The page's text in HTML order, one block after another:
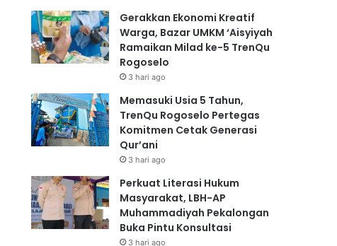
Gerakkan Ekonomi Kreatif
Warga, Bazar UMKM ‘Aisyiyah
Ramaikan Milad ke-5 TrenQu
Rogoselo
3 hari ago
Memasuki Usia 5 Tahun,
TrenQu Rogoselo Pertegas
Komitmen Cetak Generasi
Qur’ani
3 hari ago
Perkuat Literasi Hukum
Masyarakat, LBH-AP
Muhammadiyah Pekalongan
Buka Pintu Konsultasi
3 hari ago